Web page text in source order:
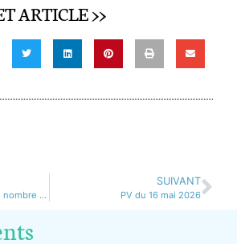
ARTICLE >>
DE_38_2026 Fixation du nombre d’adjoint
SUIVANT
PV du 16 mai 2026